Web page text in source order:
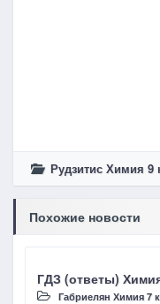
Рудзитис Химия 9
Похожие новости
ГДЗ (ответы)
Габриелян Химия 7